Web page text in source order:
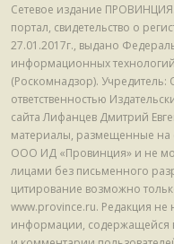
Сетевое издание
портал, свидетельство о
27.01.2017г., выдано
информационных
(Роскомнадзор).
ответственностью
сайта Лифанцев Дмитрий
материалы, размещенные на
ООО ИД «Провинция» и не
лицами без письменного
цитирование возможно
www.province.ru. Редакция не
информации, содержащейся